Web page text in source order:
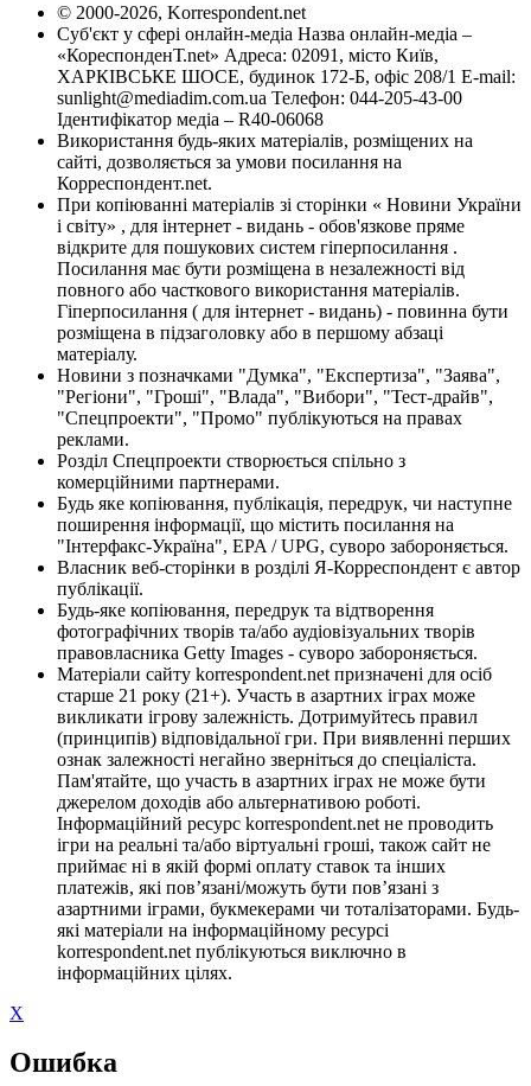
© 2000-2026, Korrespondent.net
Суб'єкт у сфері онлайн-медіа Назва онлайн-медіа –
«КореспонденТ.net» Адреса: 02091, місто Київ,
ХАРКІВСЬКЕ ШОСЕ, будинок 172-Б, офіс 208/1 E-mail:
sunlight@mediadim.com.ua Телефон: 044-205-43-00
Ідентифікатор медіа – R40-06068
Використання будь-яких матеріалів, розміщених на
сайті, дозволяється за умови посилання на
Корреспондент.net.
При копіюванні матеріалів зі сторінки « Новини України
і світу» , для інтернет - видань - обов'язкове пряме
відкрите для пошукових систем гіперпосилання .
Посилання має бути розміщена в незалежності від
повного або часткового використання матеріалів.
Гіперпосилання ( для інтернет - видань) - повинна бути
розміщена в підзаголовку або в першому абзаці
матеріалу.
Новини з позначками "Думка", "Експертиза", "Заява",
"Регіони", "Гроші", "Влада", "Вибори", "Тест-драйв",
"Спецпроекти", "Промо" публікуються на правах
реклами.
Розділ Спецпроекти створюється спільно з
комерційними партнерами.
Будь яке копіювання, публікація, передрук, чи наступне
поширення інформації, що містить посилання на
"Інтерфакс-Україна", EPA / UPG, суворо забороняється.
Власник веб-сторінки в розділі Я-Корреспондент є автор
публікації.
Будь-яке копіювання, передрук та відтворення
фотографічних творів та/або аудіовізуальних творів
правовласника Getty Images - суворо забороняється.
Матеріали сайту korrespondent.net призначені для осіб
старше 21 року (21+). Участь в азартних іграх може
викликати ігрову залежність. Дотримуйтесь правил
(принципів) відповідальної гри. При виявленні перших
ознак залежності негайно зверніться до спеціаліста.
Пам'ятайте, що участь в азартних іграх не може бути
джерелом доходів або альтернативою роботі.
Інформаційний ресурс korrespondent.net не проводить
ігри на реальні та/або віртуальні гроші, також сайт не
приймає ні в якій формі оплату ставок та інших
платежів, які пов’язані/можуть бути пов’язані з
азартними іграми, букмекерами чи тоталізаторами. Будь-
які матеріали на інформаційному ресурсі
korrespondent.net публікуються виключно в
інформаційних цілях.
X
Ошибка